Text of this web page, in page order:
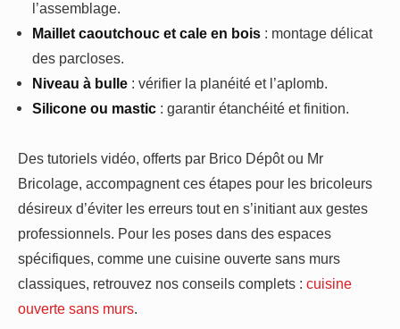
l’assemblage.
Maillet caoutchouc et cale en bois : montage délicat
des parcloses.
Niveau à bulle : vérifier la planéité et l’aplomb.
Silicone ou mastic : garantir étanchéité et finition.
Des tutoriels vidéo, offerts par Brico Dépôt ou Mr
Bricolage, accompagnent ces étapes pour les bricoleurs
désireux d’éviter les erreurs tout en s’initiant aux gestes
professionnels. Pour les poses dans des espaces
spécifiques, comme une cuisine ouverte sans murs
classiques, retrouvez nos conseils complets : cuisine
ouverte sans murs.